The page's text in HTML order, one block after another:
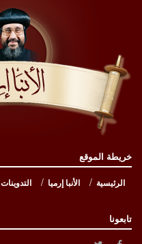
خريطة الموقع
الرئيسية الأنبا إرميا التدوينات
تابعونا